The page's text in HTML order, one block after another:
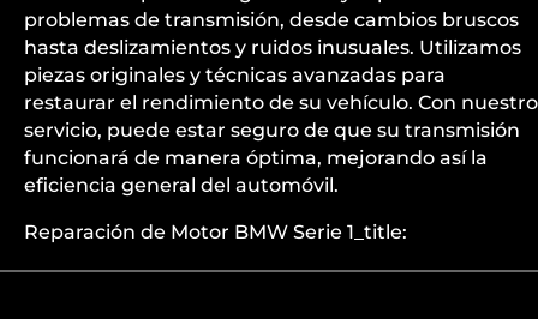
problemas de transmisión, desde cambios bruscos
hasta deslizamientos y ruidos inusuales. Utilizamos
piezas originales y técnicas avanzadas para
restaurar el rendimiento de su vehículo. Con nuestro
servicio, puede estar seguro de que su transmisión
funcionará de manera óptima, mejorando así la
eficiencia general del automóvil.
Reparación de Motor BMW Serie 1_title: